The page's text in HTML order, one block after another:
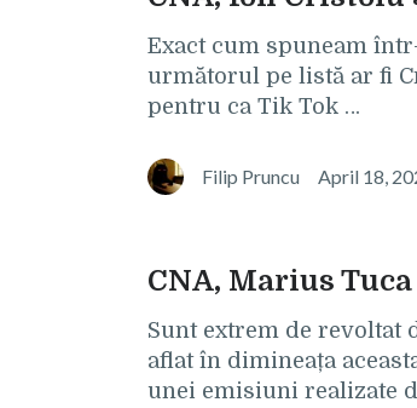
Exact cum spuneam
următorul pe listă ar fi
pentru ca Tik Tok …
Filip Pruncu April 18,
CNA, Marius
Sunt extrem de revoltat
aflat în dimineața
unei emisiuni realizate